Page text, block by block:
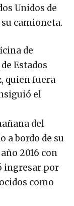
Unidos de
camioneta.
de
Estados
quien fuera
el
del
a bordo de su
2016 con
ingresar por
como